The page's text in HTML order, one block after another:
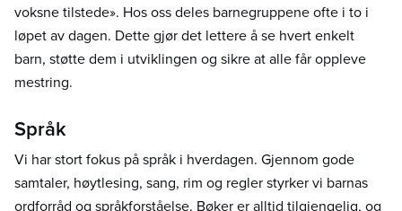
voksne tilstede». Hos oss deles barnegruppene ofte i to i
løpet av dagen. Dette gjør det lettere å se hvert enkelt
barn, støtte dem i utviklingen og sikre at alle får oppleve
mestring.
Språk
Vi har stort fokus på språk i hverdagen. Gjennom gode
samtaler, høytlesing, sang, rim og regler styrker vi barnas
ordforråd og språkforståelse. Bøker er alltid tilgjengelig, og